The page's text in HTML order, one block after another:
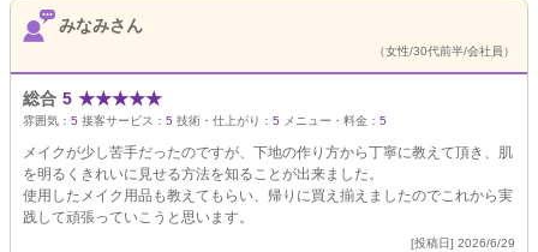
みなみさん
（女性/30代前半/会社員）
総合 5 ★★★★★
雰囲気： 5 接客サービス： 5 技術・仕上がり： 5 メニュー・料金： 5
メイクが少し苦手だったのですが、下地の作り方から丁寧に教えて頂き、肌
を明るくきれいに見せる方法を知ることが出来ました。
使用したメイク用品も教えてもらい、帰りに買え揃えましたのでこれから実
践して頑張っていこうと思います。
[投稿日] 2026/6/29